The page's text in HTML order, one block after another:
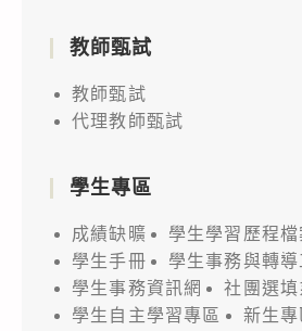
教師甄試
教師甄試
代理教師甄試
學生專區
成績缺曠
學生學習歷程檔
學生手冊
學生事務與轉導
學生事務資訊網
社團選填
學生自主學習專區
新生專